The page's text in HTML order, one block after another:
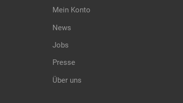
Mein Konto
News
Jobs
Presse
Über uns